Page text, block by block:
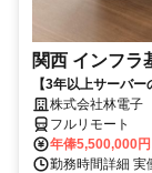
関西 インフラ
【3年以上サーバ
株式会社林電子
フルリモート
年俸5,500,000
勤務時間詳細 実